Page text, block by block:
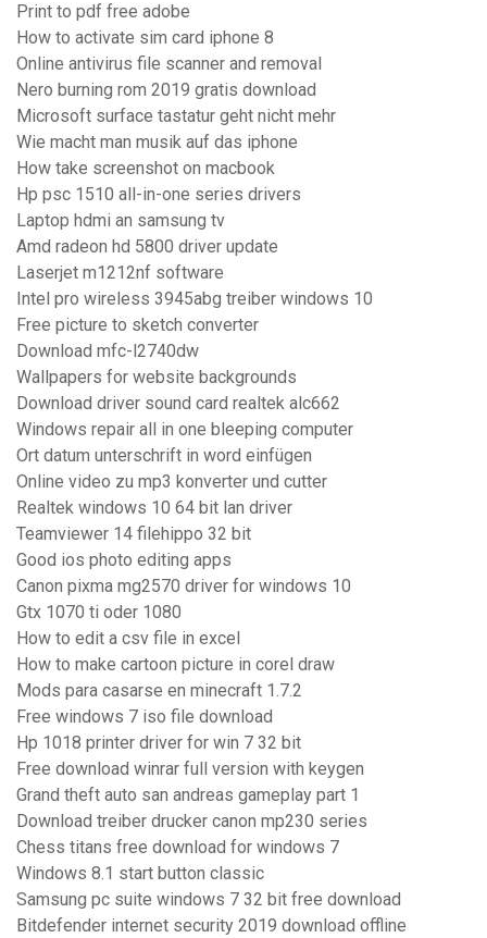
Print to pdf free adobe
How to activate sim card iphone 8
Online antivirus file scanner and removal
Nero burning rom 2019 gratis download
Microsoft surface tastatur geht nicht mehr
Wie macht man musik auf das iphone
How take screenshot on macbook
Hp psc 1510 all-in-one series drivers
Laptop hdmi an samsung tv
Amd radeon hd 5800 driver update
Laserjet m1212nf software
Intel pro wireless 3945abg treiber windows 10
Free picture to sketch converter
Download mfc-l2740dw
Wallpapers for website backgrounds
Download driver sound card realtek alc662
Windows repair all in one bleeping computer
Ort datum unterschrift in word einfügen
Online video zu mp3 konverter und cutter
Realtek windows 10 64 bit lan driver
Teamviewer 14 filehippo 32 bit
Good ios photo editing apps
Canon pixma mg2570 driver for windows 10
Gtx 1070 ti oder 1080
How to edit a csv file in excel
How to make cartoon picture in corel draw
Mods para casarse en minecraft 1.7.2
Free windows 7 iso file download
Hp 1018 printer driver for win 7 32 bit
Free download winrar full version with keygen
Grand theft auto san andreas gameplay part 1
Download treiber drucker canon mp230 series
Chess titans free download for windows 7
Windows 8.1 start button classic
Samsung pc suite windows 7 32 bit free download
Bitdefender internet security 2019 download offline